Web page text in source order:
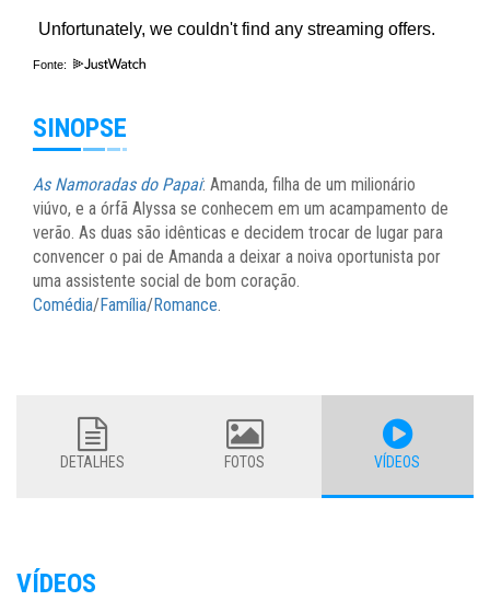
Fonte:
SINOPSE
As Namoradas do Papai: Amanda, filha de um milionário
viúvo, e a órfã Alyssa se conhecem em um acampamento de
verão. As duas são idênticas e decidem trocar de lugar para
convencer o pai de Amanda a deixar a noiva oportunista por
uma assistente social de bom coração.
Comédia/Família/Romance.
DETALHES FOTOS VÍDEOS
VÍDEOS